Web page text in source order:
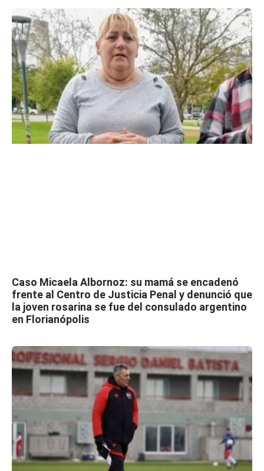
Caso Micaela Albornoz: su mamá se encadenó
frente al Centro de Justicia Penal y denunció que
la joven rosarina se fue del consulado argentino
en Florianópolis